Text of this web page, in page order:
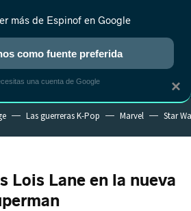
REALITY ANIME RANKINGS CINE
Las guerreras K-Pop Marvel Star
Lois Lane en la nueva
×
más de Espinof en Google
como fuente preferida
una cuenta de Google